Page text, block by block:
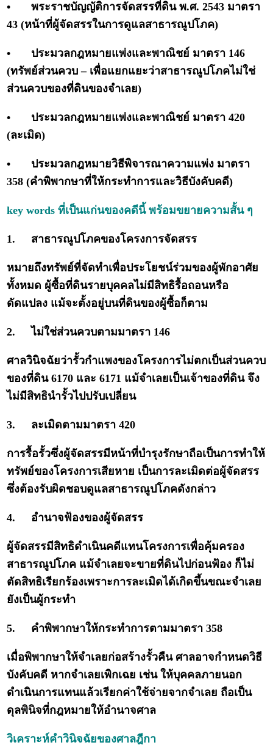
•
พระราชบัญญัติการจัดสรรที่ดิน พ.ศ. 2543 มาตรา
43 (หน้าที่ผู้จัดสรรในการดูแลสาธารณูปโภค)
•
ประมวลกฎหมายแพ่งและพาณิชย์ มาตรา 146
(ทรัพย์ส่วนควบ – เพื่อแยกแยะว่าสาธารณูปโภคไม่ใช่
ส่วนควบของที่ดินของจำเลย)
•
ประมวลกฎหมายแพ่งและพาณิชย์ มาตรา 420
(ละเมิด)
•
ประมวลกฎหมายวิธีพิจารณาความแพ่ง มาตรา
358 (คำพิพากษาที่ให้กระทำการและวิธีบังคับคดี)
key words ที่เป็นแก่นของคดีนี้ พร้อมขยายความสั้น ๆ
1. สาธารณูปโภคของโครงการจัดสรร
หมายถึงทรัพย์ที่จัดทำเพื่อประโยชน์ร่วมของผู้พักอาศัย
ทั้งหมด ผู้ซื้อที่ดินรายบุคคลไม่มีสิทธิรื้อถอนหรือ
ดัดแปลง แม้จะตั้งอยู่บนที่ดินของผู้ซื้อก็ตาม
2. ไม่ใช่ส่วนควบตามมาตรา 146
ศาลวินิจฉัยว่ารั้วกำแพงของโครงการไม่ตกเป็นส่วนควบ
ของที่ดิน 6170 และ 6171 แม้จำเลยเป็นเจ้าของที่ดิน จึง
ไม่มีสิทธินำรั้วไปปรับเปลี่ยน
3. ละเมิดตามมาตรา 420
การรื้อรั้วซึ่งผู้จัดสรรมีหน้าที่บำรุงรักษาถือเป็นการทำให้
ทรัพย์ของโครงการเสียหาย เป็นการละเมิดต่อผู้จัดสรร
ซึ่งต้องรับผิดชอบดูแลสาธารณูปโภคดังกล่าว
4. อำนาจฟ้องของผู้จัดสรร
ผู้จัดสรรมีสิทธิดำเนินคดีแทนโครงการเพื่อคุ้มครอง
สาธารณูปโภค แม้จำเลยจะขายที่ดินไปก่อนฟ้อง ก็ไม่
ตัดสิทธิเรียกร้องเพราะการละเมิดได้เกิดขึ้นขณะจำเลย
ยังเป็นผู้กระทำ
5. คำพิพากษาให้กระทำการตามมาตรา 358
เมื่อพิพากษาให้จำเลยก่อสร้างรั้วคืน ศาลอาจกำหนดวิธี
บังคับคดี หากจำเลยเพิกเฉย เช่น ให้บุคคลภายนอก
ดำเนินการแทนแล้วเรียกค่าใช้จ่ายจากจำเลย ถือเป็น
ดุลพินิจที่กฎหมายให้อำนาจศาล
วิเคราะห์คำวินิจฉัยของศาลฎีกา